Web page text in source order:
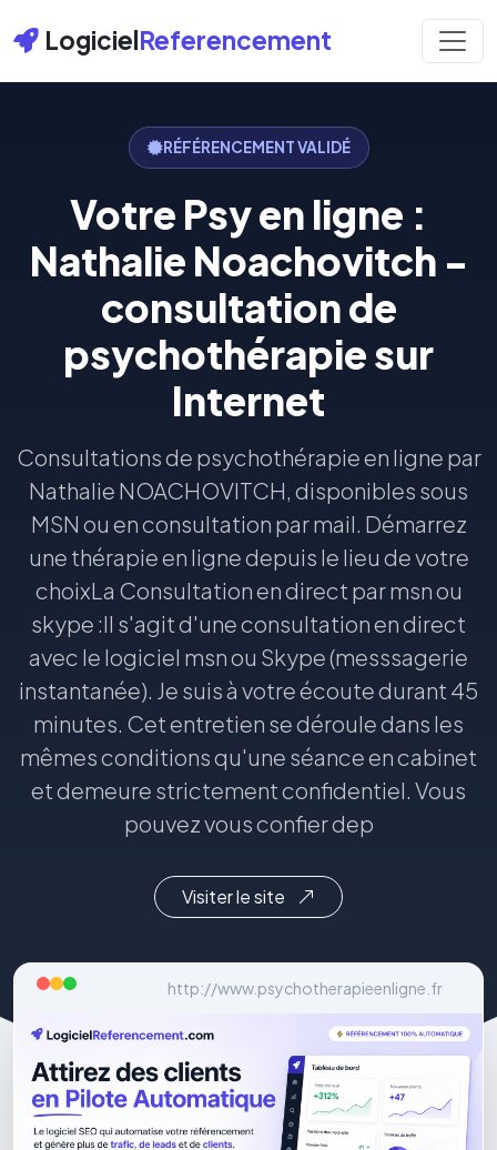
LogicielReferencement
RÉFÉRENCEMENT VALIDÉ
Votre Psy en ligne :
Nathalie Noachovitch -
consultation de
psychothérapie sur
Internet
Consultations de psychothérapie en ligne par
Nathalie NOACHOVITCH, disponibles sous
MSN ou en consultation par mail. Démarrez
une thérapie en ligne depuis le lieu de votre
choixLa Consultation en direct par msn ou
skype :Il s'agit d'une consultation en direct
avec le logiciel msn ou Skype (messsagerie
instantanée). Je suis à votre écoute durant 45
minutes. Cet entretien se déroule dans les
mêmes conditions qu'une séance en cabinet
et demeure strictement confidentiel. Vous
pouvez vous confier dep
Visiter le site
http://www.psychotherapieenligne.fr